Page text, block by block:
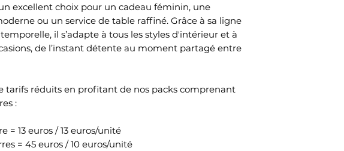
excellent choix pour un cadeau féminin, une
ou un service de table raffiné. Grâce à sa ligne
il s’adapte à tous les styles d'intérieur et à
de l’instant détente au moment partagé entre
tarifs réduits en profitant de nos packs comprenant
:
= 13 euros / 13 euros/unité
= 45 euros / 10 euros/unité